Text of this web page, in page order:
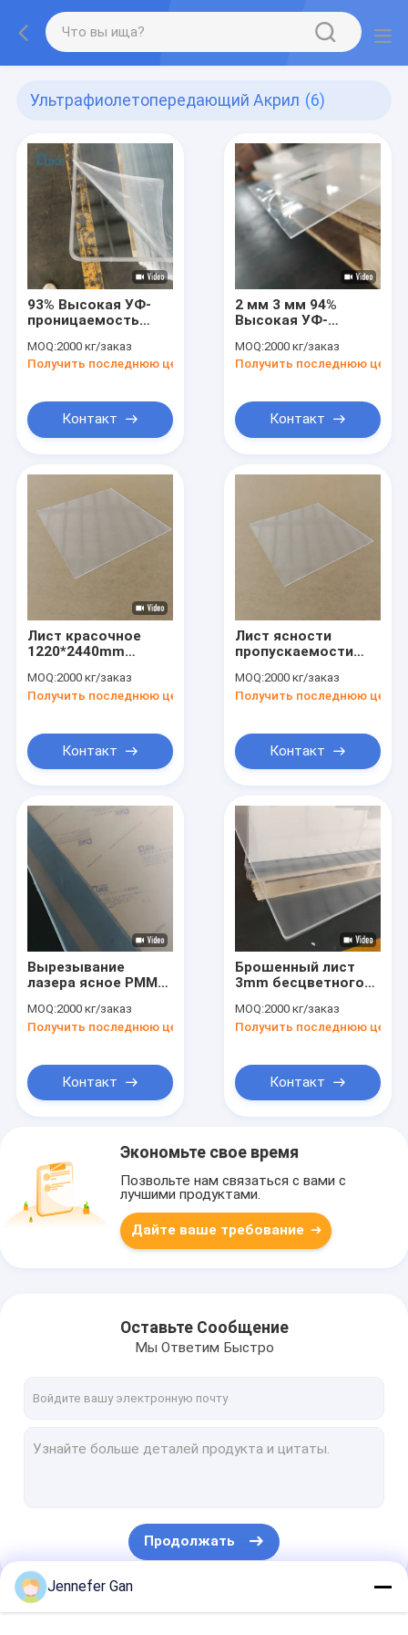
Ультрафиолетопередающий Акрил (6)
93% Высокая УФ-
проницаемость
акриловая доска 4in
8in 10inch Для
MOQ:2000 кг/заказ
Получить последнюю цену
Контакт
2 мм 3 мм 94%
Высокая УФ-
Прозрачный
акриловый лист
панели
MOQ:2000 кг/заказ
Получить последнюю цену
Контакт
Лист красочное
1220*2440mm
пропускаемости
94% акриловый
MOQ:2000 кг/заказ
Получить последнюю цену
Контакт
Лист ясности
пропускаемости
акриловый для
знака объявления
MOQ:2000 кг/заказ
Получить последнюю цену
Контакт
Вырезывание
лазера ясное PMMA
прозрачный
акриловый лист
MOQ:2000 кг/заказ
Получить последнюю цену
Контакт
Брошенный лист
3mm бесцветного
меткрилата
прозрачного
MOQ:2000 кг/заказ
Получить последнюю цену
Контакт
Экономьте свое время
Позвольте нам связаться с вами с
лучшими продуктами.
Дайте ваше требование
Оставьте Сообщение
Мы Ответим Быстро
Продолжать
Наши Категории
Jennefer Gan